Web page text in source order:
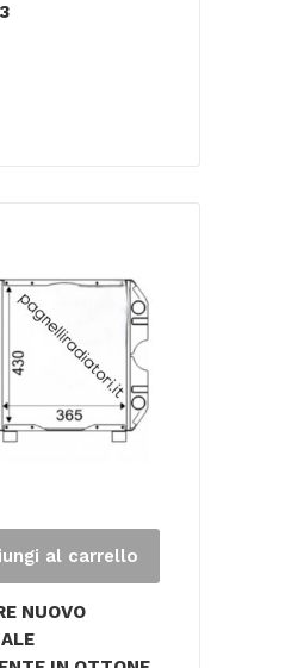
al carrello
NUOVO